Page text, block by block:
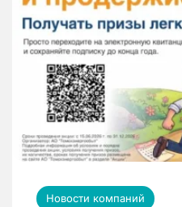
Новости компаний